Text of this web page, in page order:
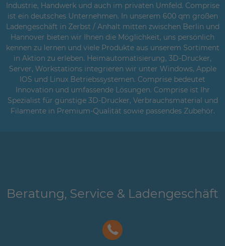
Industrie, Handwerk und auch im privaten Umfeld. Comprise
ist ein deutsches Unternehmen. In unserem 600 qm großen
Ladengeschäft in Zerbst / Anhalt mitten zwischen Berlin und
Hannover bieten wir Ihnen die Möglichkeit, uns persönlich
kennen zu lernen und viele Produkte aus unserem Sortiment
in Aktion zu erleben. Heimautomatisierung, 3D-Drucker,
Server, Workstations integrieren wir unter Windows, Apple
IOS und Linux Betriebssystemen. Comprise bedeutet
Innovation und umfassende Lösungen. Comprise ist Ihr
Spezialist für günstige 3D-Drucker, Verbrauchsmaterial und
Filamente in Premium-Qualität sowie passendes Zubehör.
Beratung, Service & Ladengeschäft